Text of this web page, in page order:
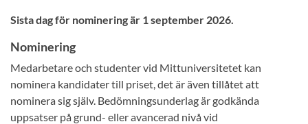
Sista dag för nominering är 1 september 2026.
Nominering
Medarbetare och studenter vid Mittuniversitetet kan
nominera kandidater till priset, det är även tillåtet att
nominera sig själv. Bedömningsunderlag är godkända
uppsatser på grund- eller avancerad nivå vid